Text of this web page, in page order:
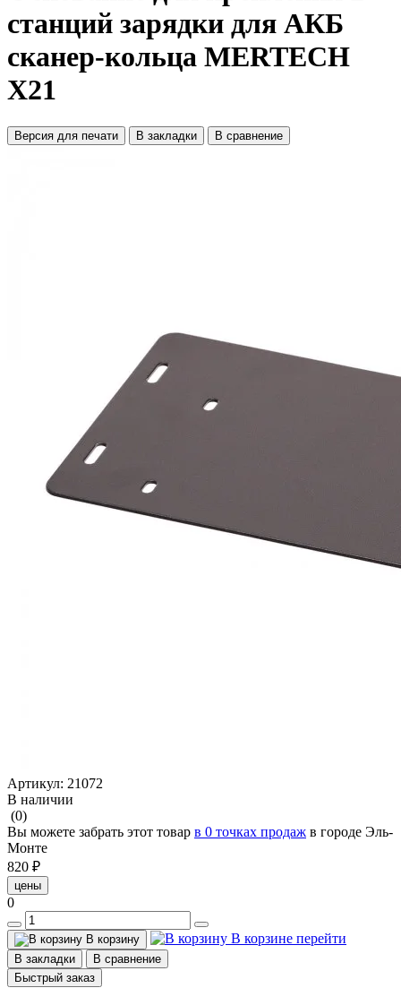
станций зарядки для АКБ
сканер-кольца MERTECH
X21
Версия для печати В закладки В сравнение
Артикул: 21072
В наличии
(0)
Вы можете забрать этот товар в 0 точках продаж в городе Эль-
Монте
820 ₽
цены
0
В корзину В корзине перейти
В закладки
В сравнение
Быстрый заказ